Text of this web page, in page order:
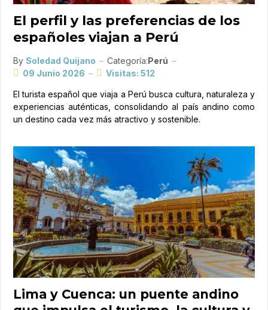
El perfil y las preferencias de los
españoles viajan a Perú
By Soledad Quijano Categoría:Perú
09 Junio 2026
Visitas: 512
El turista español que viaja a Perú busca cultura, naturaleza y
experiencias auténticas, consolidando al país andino como
un destino cada vez más atractivo y sostenible.
Lima y Cuenca: un puente andino